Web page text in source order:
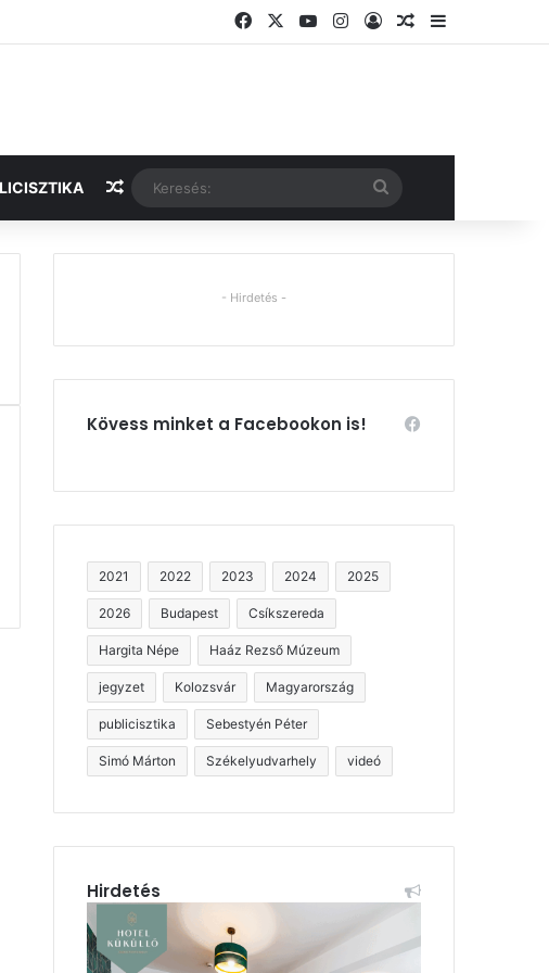
FacebookYouTubeInstagram
BelépésVéletlen cikk
Oldalsáv
Véletlen cikk Keresés:
- Hirdetés -
Kövess minket a Facebookon is!
2021 2022 2023 2024 2025
2026 Budapest Csíkszereda
Hargita Népe Haáz Rezső Múzeum
jegyzet Kolozsvár Magyarország
publicisztika Sebestyén Péter
Simó Márton Székelyudvarhely videó
Hirdetés